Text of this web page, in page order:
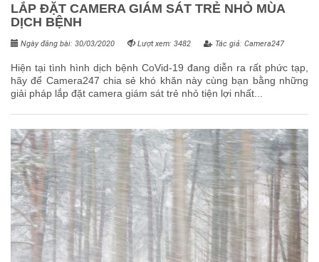
LẮP ĐẶT CAMERA GIÁM SÁT TRẺ NHỎ MÙA
DỊCH BỆNH
Ngày đăng bài: 30/03/2020 Lượt xem: 3482 Tác giả: Camera247
Hiện tại tình hình dịch bệnh CoVid-19 đang diễn ra rất phức tạp,
hãy để Camera247 chia sẻ khó khăn này cùng bạn bằng những
giải pháp lắp đặt camera giám sát trẻ nhỏ tiện lợi nhất...